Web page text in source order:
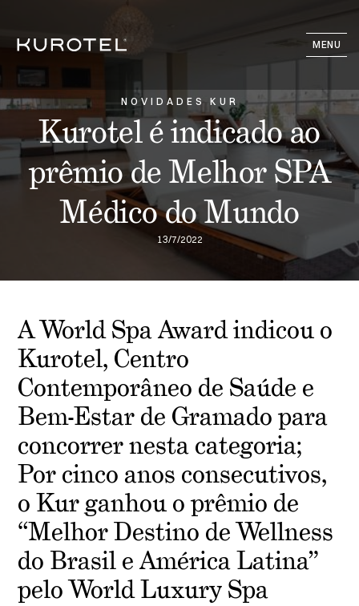
MENU
NOVIDADES KUR
Kurotel é indicado ao
prêmio de Melhor SPA
Médico do Mundo
13/7/2022
A World Spa Award indicou o
Kurotel, Centro
Contemporâneo de Saúde e
Bem-Estar de Gramado para
concorrer nesta categoria;
Por cinco anos consecutivos,
o Kur ganhou o prêmio de
“Melhor Destino de Wellness
do Brasil e América Latina”
pelo World Luxury Spa